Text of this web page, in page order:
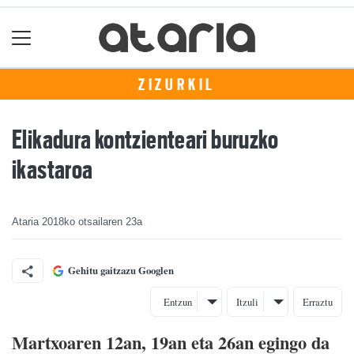
ZIZURKIL
Elikadura kontzienteari buruzko
ikastaroa
Ataria 2018ko otsailaren 23a
Gehitu gaitzazu Googlen
Entzun Itzuli Erraztu
Martxoaren 12an, 19an eta 26an egingo da